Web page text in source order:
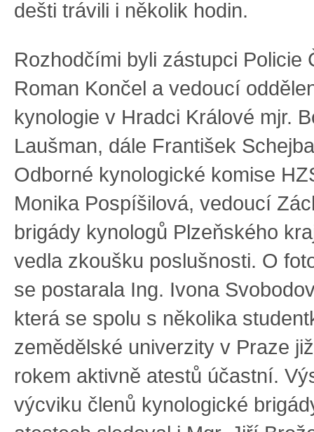
dešti trávili i několik hodin.
Rozhodčími byli zástupci Policie
Roman Končel a vedoucí
kynologie v Hradci Králové mjr.
Laušman, dále František
Odborné kynologické komise
Monika Pospíšilová, vedoucí
brigády kynologů Plzeňského
vedla zkoušku poslušnosti. O
se postarala Ing. Ivona
která se spolu s několika
zemědělské univerzity v Praze
rokem aktivně atestů účastní.
výcviku členů kynologické